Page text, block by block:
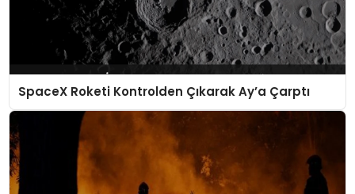
SpaceX Roketi Kontrolden Çıkarak Ay’a Çarptı